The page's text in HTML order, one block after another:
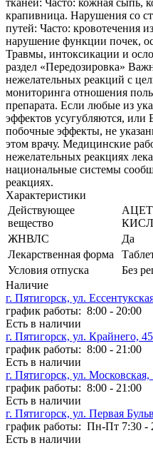
тканей: Часто: кожная сыпь,
крапивница. Нарушения со
путей: Часто: кровотечения
нарушение функции почек,
Травмы, интоксикации и
раздел «Передозировка»
нежелательных реакций с
мониторинга отношения
препарата. Если любые из
эффектов усугубляются,
побочные эффекты, не
этом врачу. Медицинские
нежелательных реакциях
национальные системы
реакциях.
Характеристики
Действующее
вещество
ЖНВЛС
Да
Лекарственная форма
Условия отпуска
Без
Наличие
г. Пятигорск, ул.
график работы: 8:00 - 20:00
Есть в наличии
г. Пятигорск, ул. Крайнего,
график работы: 8:00 - 21:00
Есть в наличии
г. Пятигорск, ул. Московская,
график работы: 8:00 - 21:00
Есть в наличии
г. Пятигорск, ул. Первая
график работы: Пн-Пт 7:30 -
Есть в наличии